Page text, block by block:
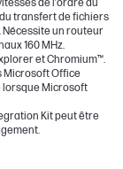
de l’ordre du
du transfert de fichiers
un routeur
160 MHz.
et Chromium™.
Microsoft Office
lorsque Microsoft
Kit peut être